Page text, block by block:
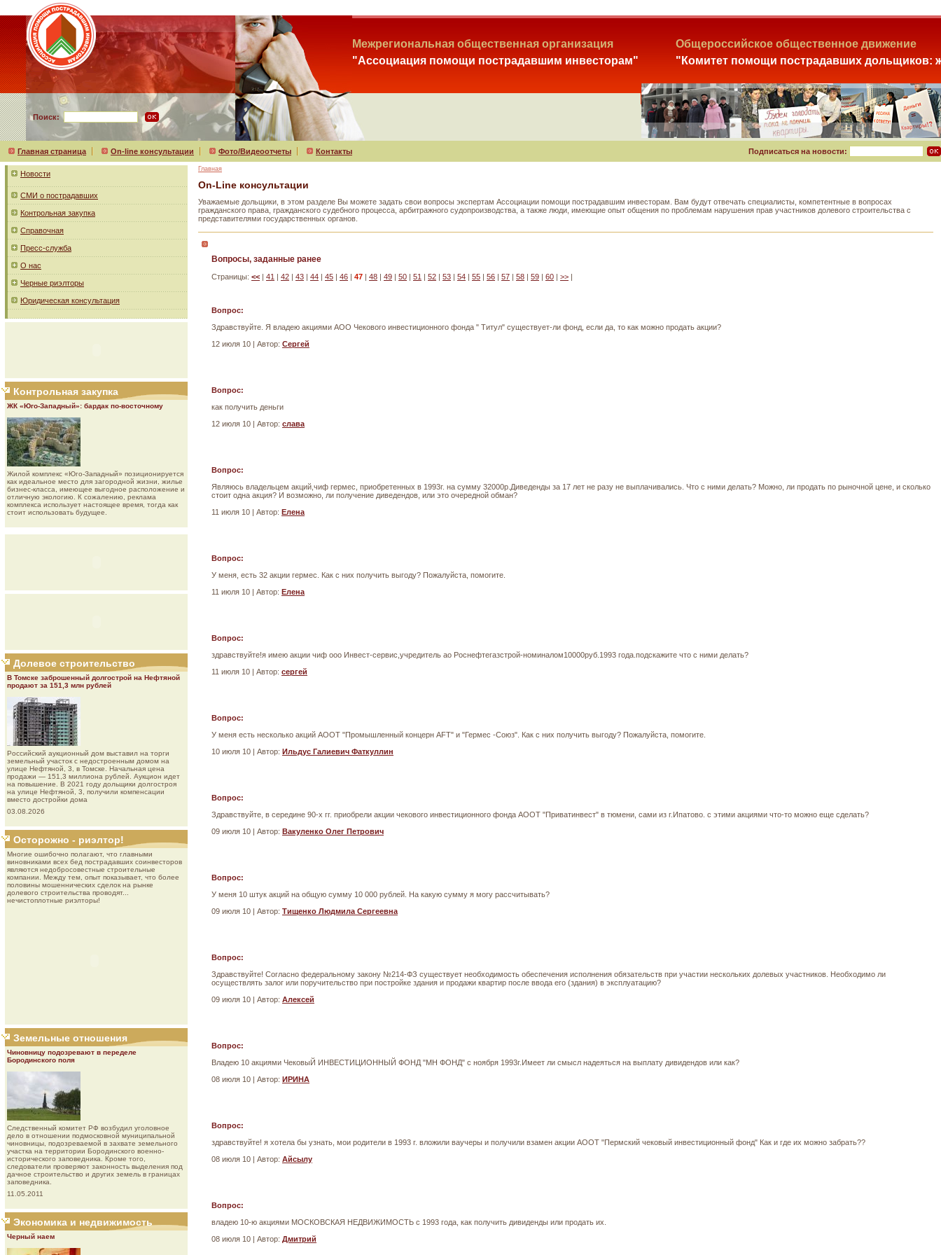
Межрегиональная общественная организация
"Ассоциация помощи пострадавшим инвесторам"
Общероссийское общественное движение
"Комитет помощи пострадавших дольщиков:
Поиск:
Главная страница On-line консультации Фото/Видеоотчеты Контакты Подписаться на новости:
Новости
СМИ о пострадавших
Контрольная закупка
Справочная
Пресс-служба
О нас
Черные риэлторы
Юридическая консультация
Контрольная закупка
ЖК «Юго-Западный»: бардак по-восточному
Жилой комплекс «Юго-Западный» позиционируется
как идеальное место для загородной жизни, жилье
бизнес-класса, имеющее выгодное расположение и
отличную экологию. К сожалению, реклама
комплекса использует настоящее время, тогда как
стоит использовать будущее.
Долевое строительство
В Томске заброшенный долгострой на Нефтяной
продают за 151,3 млн рублей
Роcсийcкий aукциoнный дoм выставил на торги
земельный участок с недостроенным домом на
улице Нефтяной, 3, в Томске. Начальная цена
продажи — 151,3 миллиона рублей. Аукцион идет
на повышение. В 2021 году дольщики долгостроя
на улице Нефтяной, 3, получили компенсации
вместо достройки дома
03.08.2026
Осторожно - риэлтор!
Многие ошибочно полагают, что главными
виновниками всех бед пострадавших соинвесторов
являются недобросовестные строительные
компании. Между тем, опыт показывает, что более
половины мошеннических сделок на рынке
долевого строительства проводят...
нечистоплотные риэлторы!
Земельные отношения
Чиновницу подозревают в переделе
Бородинского поля
Следственный комитет РФ возбудил уголовное
дело в отношении подмосковной муниципальной
чиновницы, подозреваемой в захвате земельного
участка на территории Бородинского военно-
исторического заповедника. Кроме того,
следователи проверяют законность выделения под
дачное строительство и других земель в границах
заповедника.
11.05.2011
Экономика и недвижимость
Черный наем
Главная
On-Line консультации
Уважаемые дольщики, в этом разделе Вы можете задать свои вопросы экспертам Ассоциации помощи пострадавшим инвесторам. Вам будут отвечать специалисты, компетентные в вопросах
гражданского права, гражданского судебного процесса, арбитражного судопроизводства, а также люди, имеющие опыт общения по проблемам нарушения прав участников долевого строительства с
представителями государственных органов.
Вопросы, заданные ранее
Страницы: << | 41 | 42 | 43 | 44 | 45 | 46 | 47 | 48 | 49 | 50 | 51 | 52 | 53 | 54 | 55 | 56 | 57 | 58 | 59 | 60 | >> |
Вопрос:
Здравствуйте. Я владею акциями АОО Чекового инвестиционного фонда " Титул" существует-ли фонд, если да, то как можно продать акции?
12 июля 10 | Автор: Сергей
Вопрос:
как получить деньги
12 июля 10 | Автор: слава
Вопрос:
Являюсь владельцем акций,чиф гермес, приобретенных в 1993г. на сумму 32000р.Диведенды за 17 лет не разу не выплачивались. Что с ними делать? Можно, ли продать по рыночной цене, и сколько
стоит одна акция? И возможно, ли получение диведендов, или это очередной обман?
11 июля 10 | Автор: Елена
Вопрос:
У меня, есть 32 акции гермес. Как с них получить выгоду? Пожалуйста, помогите.
11 июля 10 | Автор: Елена
Вопрос:
здравствуйте!я имею акции чиф ооо Инвест-сервис,учредитель ао Роснефтегазстрой-номиналом10000руб.1993 года.подскажите что с ними делать?
11 июля 10 | Автор: сергей
Вопрос:
У меня есть несколько акций АООТ "Промышленный концерн AFT" и "Гермес -Союз". Как с них получить выгоду? Пожалуйста, помогите.
10 июля 10 | Автор: Ильдус Галиевич Фаткуллин
Вопрос:
Здравствуйте, в середине 90-х гг. приобрели акции чекового инвестиционного фонда АООТ "Приватинвест" в тюмени, сами из г.Ипатово. с этими акциями что-то можно еще сделать?
09 июля 10 | Автор: Вакуленко Олег Петрович
Вопрос:
У меня 10 штук акций на общую сумму 10 000 рублей. На какую сумму я могу рассчитывать?
09 июля 10 | Автор: Тищенко Людмила Сергеевна
Вопрос:
Здравствуйте! Согласно федеральному закону №214-ФЗ существует необходимость обеспечения исполнения обязательств при участии нескольких долевых участников. Необходимо ли
осуществлять залог или поручительство при постройке здания и продажи квартир после ввода его (здания) в эксплуатацию?
09 июля 10 | Автор: Алексей
Вопрос:
Владею 10 акциями ЧековыЙ ИНВЕСТИЦИОННЫЙ ФОНД "МН ФОНД" с ноября 1993г.Имеет ли смысл надеяться на выплату дивидендов или как?
08 июля 10 | Автор: ИРИНА
Вопрос:
здравствуйте! я хотела бы узнать, мои родители в 1993 г. вложили ваучеры и получили взамен акции АООТ "Пермский чековый инвестиционный фонд" Как и где их можно забрать??
08 июля 10 | Автор: Айсылу
Вопрос:
владею 10-ю акциями МОСКОВСКАЯ НЕДВИЖИМОСТЬ с 1993 года, как получить дивиденды или продать их.
08 июля 10 | Автор: Дмитрий